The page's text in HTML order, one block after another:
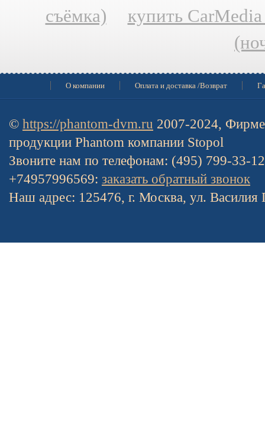
съёмка)
купить
О компании Оплата и доставка /Возврат
© https://phantom-dvm.ru 2007-2024,
продукции Phantom компании Stopol
Звоните нам по телефонам: (495) 799-33-
+74957996569: заказать обратный звонок
Наш адрес: 125476, г. Москва, ул. Василия